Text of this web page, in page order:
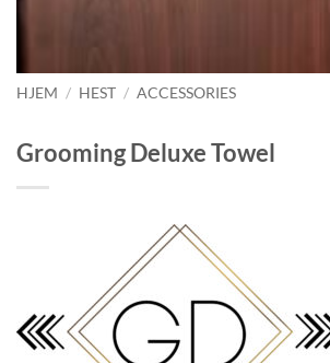
HJEM / HEST / ACCESSORIES
Grooming Deluxe Towel